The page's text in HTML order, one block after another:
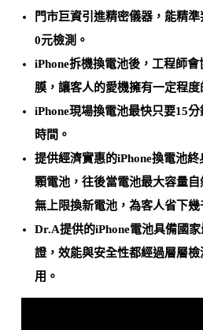
門市巨資引進精密儀器，能精準
0元檢測 。
iPhone拆機換電池後，工程師會
膜 ，讓客人的愛機擁有一定程
iPhone現場換電池最快只要15分
時間。
提供經濟實惠的iPhone換電池
顆電池，往後當電池最大容量
無上限換新電池，為客人省下幾
Dr.A提供的iPhone電池具備國
證，效能與安全性都經過層層
用。